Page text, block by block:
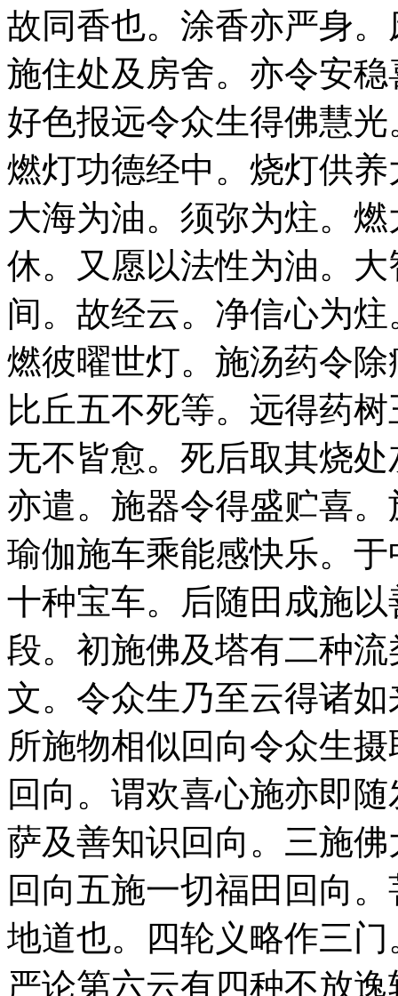
故同香也。涂香亦严身
施住处及房舍。亦令安
好色报远令众生得佛慧
燃灯功德经中。烧灯供
大海为油。须弥为炷。
休。又愿以法性为油。
间。故经云。净信心为
燃彼曜世灯。施汤药令
比丘五不死等。远得药
无不皆愈。死后取其烧
亦遣。施器令得盛贮喜
瑜伽施车乘能感快乐。
十种宝车。后随田成施
段。初施佛及塔有二种
文。令众生乃至云得诸
所施物相似回向令众生
回向。谓欢喜心施亦即
萨及善知识回向。三施
回向五施一切福田回向
地道也。四轮义略作三
严论第六云有四种不放